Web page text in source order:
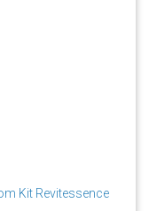
Kit Revitessence